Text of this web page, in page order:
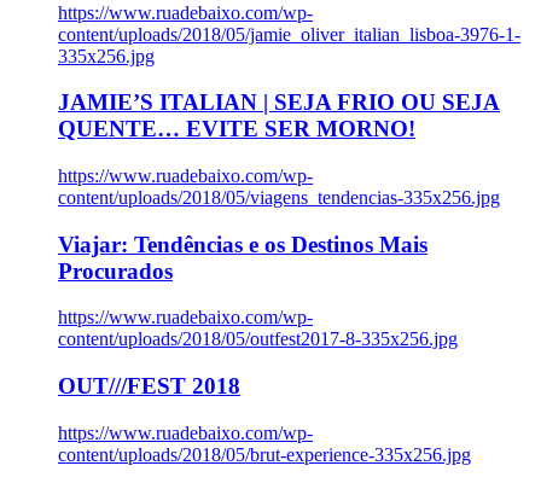
https://www.ruadebaixo.com/wp-
content/uploads/2018/05/jamie_oliver_italian_lisboa-3976-1-
335x256.jpg
JAMIE’S ITALIAN | SEJA FRIO OU SEJA
QUENTE… EVITE SER MORNO!
https://www.ruadebaixo.com/wp-
content/uploads/2018/05/viagens_tendencias-335x256.jpg
Viajar: Tendências e os Destinos Mais
Procurados
https://www.ruadebaixo.com/wp-
content/uploads/2018/05/outfest2017-8-335x256.jpg
OUT///FEST 2018
https://www.ruadebaixo.com/wp-
content/uploads/2018/05/brut-experience-335x256.jpg